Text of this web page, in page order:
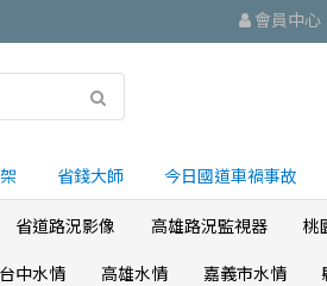
會員中心
省錢大師 今日國道車禍事故
省道路況影像 高雄路況監視器
桃
台中水情 高雄水情 嘉義市水情